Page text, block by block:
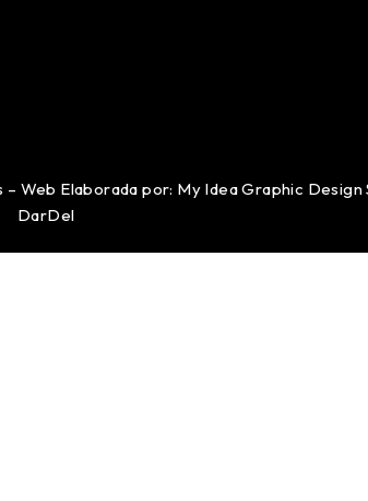
Web Elaborada por: My Idea Graphic Design
DarDel